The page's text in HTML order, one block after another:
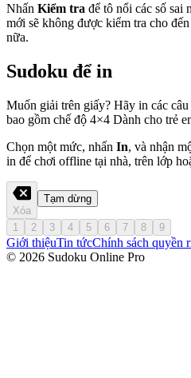
Nhấn Kiểm tra để tô nổi các số sai
mới sẽ không được kiểm tra cho
nữa.
Sudoku để in
Muốn giải trên giấy? Hãy in các
bao gồm chế độ 4×4 Dành cho trẻ
Chọn một mức, nhấn In, và nhận
in để chơi offline tại nhà, trên lớp
Xóa
Tạm dừng
1 2 3 4 5 6 7 8 9
Giới thiệuTin tứcChính sách quyền
© 2026 Sudoku Online Pro